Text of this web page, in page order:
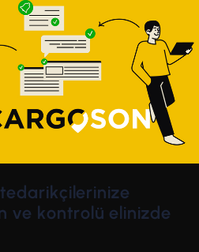
ve kontrolü elinizde